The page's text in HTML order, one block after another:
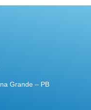
Grande – PB